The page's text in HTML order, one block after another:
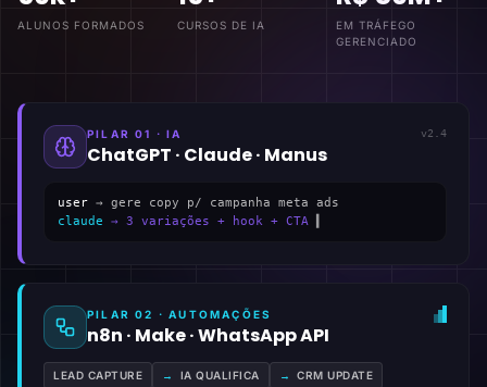
ALUNOS FORMADOS CURSOS DE IA
EM TRÁFEGO
GERENCIADO
PILAR 01 · IA
ChatGPT · Claude · Manus
v2.4
user → gere copy p/ campanha meta ads
claude → 3 variações + hook + CTA
PILAR 02 · AUTOMAÇÕES
n8n · Make · WhatsApp API
LEAD CAPTURE → IA QUALIFICA → CRM UPDATE